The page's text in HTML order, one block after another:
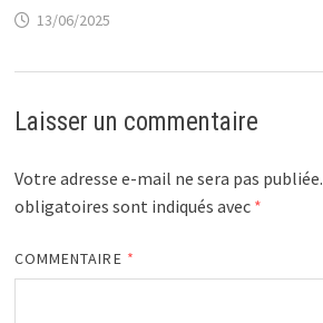
13/06/2025
Laisser un commentaire
Votre adresse e-mail ne sera pas publiée.
obligatoires sont indiqués avec *
COMMENTAIRE *